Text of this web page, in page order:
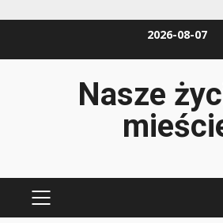
2026-08-07
Nasze
PRIMARY